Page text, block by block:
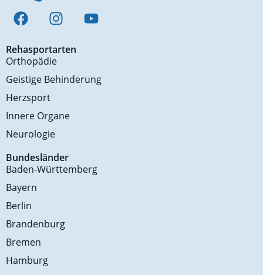
Rehasportarten
Orthopädie
Geistige Behinderung
Herzsport
Innere Organe
Neurologie
Bundesländer
Baden-Württemberg
Bayern
Berlin
Brandenburg
Bremen
Hamburg